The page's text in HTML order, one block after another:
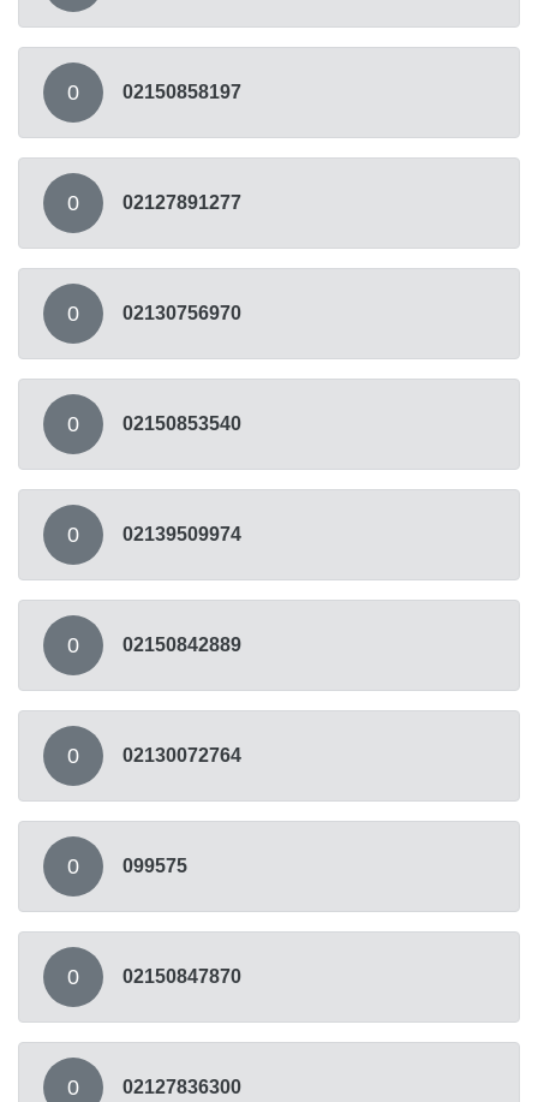
0 02150858197
0 02127891277
0 02130756970
0 02150853540
0 02139509974
0 02150842889
0 02130072764
0 099575
0 02150847870
0 02127836300